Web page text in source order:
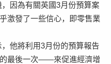
因為有關英國3月份預算案
激發了一些信心，即零售業
他將利用3月份的預算報告
最後一次——來促進經濟增